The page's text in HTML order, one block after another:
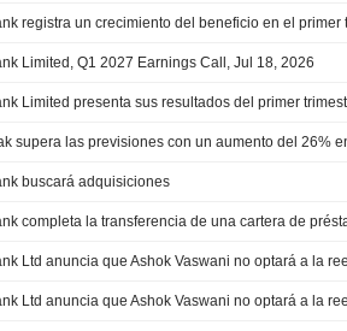
Limited, Q1 2027 Earnings Call, Jul 18, 2026
buscará adquisiciones